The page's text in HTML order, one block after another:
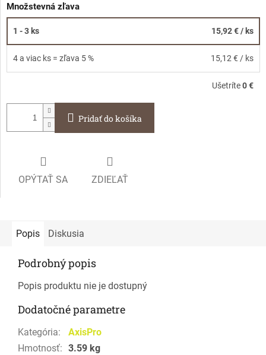
Množstevná zľava
1 - 3 ks 15,92 €/ ks
4 a viac ks = zľava 5 % 15,12 € / ks
Ušetríte0 €
Pridať do košíka
OPÝTAŤ SA ZDIEĽAŤ
Popis Diskusia
Podrobný popis
Popis produktu nie je dostupný
Dodatočné parametre
Kategória:
AxisPro
Hmotnosť: 3.59 kg